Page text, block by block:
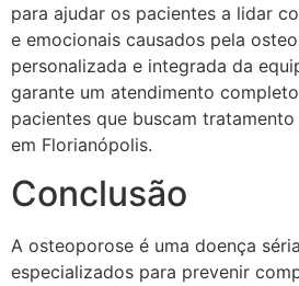
para ajudar os pacientes a lidar
e emocionais causados pela
personalizada e integrada da
garante um atendimento
pacientes que buscam
em Florianópolis.
Conclusão
A osteoporose é uma doença
especializados para prevenir